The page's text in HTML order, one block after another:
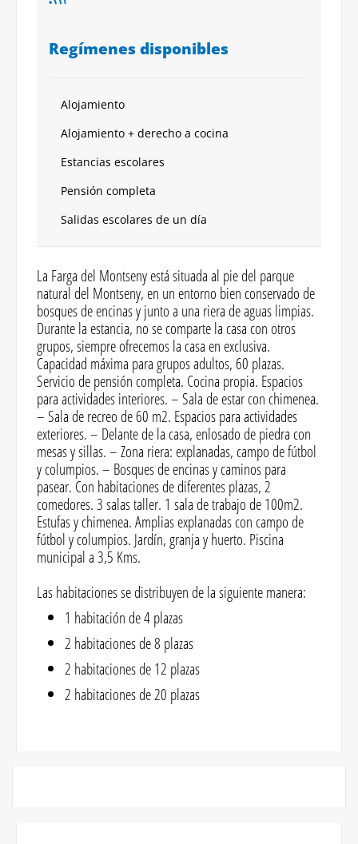
Regímenes disponibles
Alojamiento
Alojamiento + derecho a cocina
Estancias escolares
Pensión completa
Salidas escolares de un día
La Farga del Montseny está situada al pie del parque
natural del Montseny, en un entorno bien conservado de
bosques de encinas y junto a una riera de aguas limpias.
Durante la estancia, no se comparte la casa con otros
grupos, siempre ofrecemos la casa en exclusiva.
Capacidad máxima para grupos adultos, 60 plazas.
Servicio de pensión completa. Cocina propia. Espacios
para actividades interiores. – Sala de estar con chimenea.
– Sala de recreo de 60 m2. Espacios para actividades
exteriores. – Delante de la casa, enlosado de piedra con
mesas y sillas. – Zona riera: explanadas, campo de fútbol
y columpios. – Bosques de encinas y caminos para
pasear. Con habitaciones de diferentes plazas, 2
comedores. 3 salas taller. 1 sala de trabajo de 100m2.
Estufas y chimenea. Amplias explanadas con campo de
fútbol y columpios. Jardín, granja y huerto. Piscina
municipal a 3,5 Kms.
Las habitaciones se distribuyen de la siguiente manera:
1 habitación de 4 plazas
2 habitaciones de 8 plazas
2 habitaciones de 12 plazas
2 habitaciones de 20 plazas